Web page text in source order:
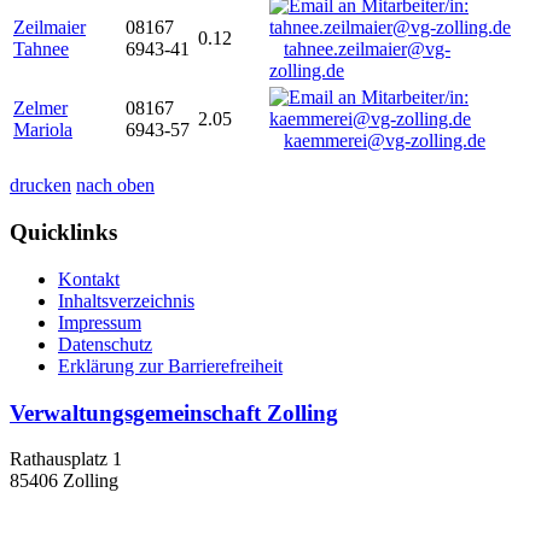
Zeilmaier
Tahnee
08167
6943-41
0.12
tahnee.zeilmaier@vg-
zolling.de
Zelmer
Mariola
08167
6943-57
2.05
kaemmerei@vg-zolling.de
drucken nach oben
Quicklinks
Kontakt
Inhaltsverzeichnis
Impressum
Datenschutz
Erklärung zur Barrierefreiheit
Verwaltungsgemeinschaft Zolling
Rathausplatz 1
85406 Zolling